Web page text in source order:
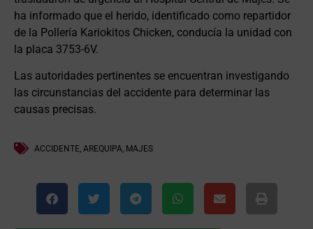
ha informado que el herido, identificado como repartidor
de la Pollería Kariokitos Chicken, conducía la unidad con
la placa 3753-6V.
Las autoridades pertinentes se encuentran investigando
las circunstancias del accidente para determinar las
causas precisas.
ACCIDENTE AREQUIPA MAJES